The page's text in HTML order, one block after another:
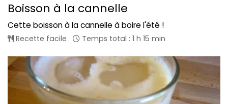
Boisson à la cannelle
Cette boisson à la cannelle à boire l'été !
Recette facile Temps total : 1 h 15 min